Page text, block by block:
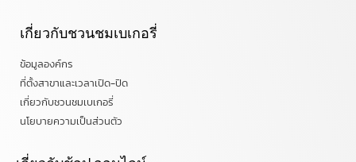
เกี่ยวกับชวนชมเบเกอรี่
ข้อมูลองค์กร
ที่ตั้งสาขาและเวลาเปิด-ปิด
เกี่ยวกับชวนชมเบเกอรี่
นโยบายความเป็นส่วนตัว